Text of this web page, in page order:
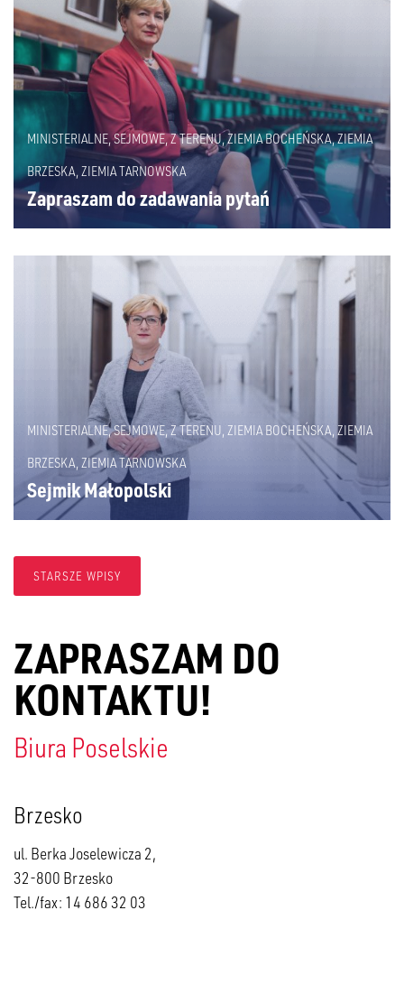
MINISTERIALNE,SEJMOWE,Z TERENU,ZIEMIA BOCHEŃSKA,ZIEMIA
BRZESKA, ZIEMIA TARNOWSKA
Zapraszam do zadawania pytań
MINISTERIALNE,SEJMOWE,Z TERENU, ZIEMIA BOCHEŃSKA, ZIEMIA
BRZESKA, ZIEMIA TARNOWSKA
Sejmik Małopolski
STARSZE WPISY
ZAPRASZAM DO
KONTAKTU!
Biura Poselskie
Brzesko
ul. Berka Joselewicza 2,
32-800 Brzesko
Tel./fax: 14 686 32 03